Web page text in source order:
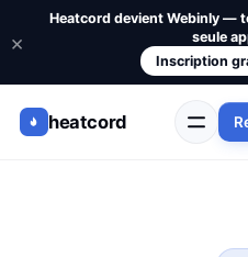
Heatcord devient Webinly —
seule
Inscription
×
heatcord